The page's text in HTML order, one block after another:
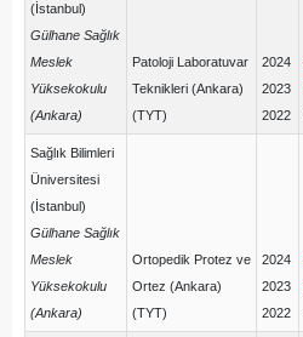
(İstanbul)
Gülhane Sağlık
Meslek
Yüksekokulu
(Ankara)
Patoloji Laboratuvar
Teknikleri (Ankara)
(TYT)
2024
2023
2022
Sağlık Bilimleri
Üniversitesi
(İstanbul)
Gülhane Sağlık
Meslek
Yüksekokulu
(Ankara)
Ortopedik Protez ve
Ortez (Ankara)
(TYT)
2024
2023
2022